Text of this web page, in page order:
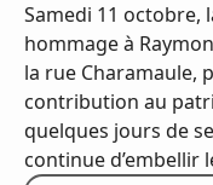
Samedi 11 octobre,
hommage à
la rue Charamaule,
contribution au
quelques jours de
continue d’embellir